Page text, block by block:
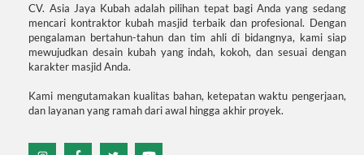
CV. Asia Jaya Kubah adalah pilihan tepat bagi Anda yang sedang
mencari kontraktor kubah masjid terbaik dan profesional. Dengan
pengalaman bertahun-tahun dan tim ahli di bidangnya, kami siap
mewujudkan desain kubah yang indah, kokoh, dan sesuai dengan
karakter masjid Anda.
Kami mengutamakan kualitas bahan, ketepatan waktu pengerjaan,
dan layanan yang ramah dari awal hingga akhir proyek.